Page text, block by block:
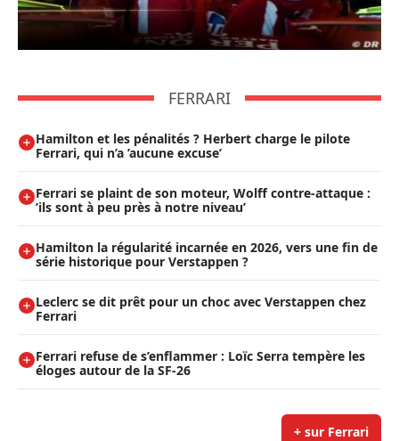
FERRARI
Hamilton et les pénalités ? Herbert charge le pilote
Ferrari, qui n’a ’aucune excuse’
Ferrari se plaint de son moteur, Wolff contre-attaque :
’ils sont à peu près à notre niveau’
Hamilton la régularité incarnée en 2026, vers une fin de
série historique pour Verstappen ?
Leclerc se dit prêt pour un choc avec Verstappen chez
Ferrari
Ferrari refuse de s’enflammer : Loïc Serra tempère les
éloges autour de la SF-26
+ sur Ferrari